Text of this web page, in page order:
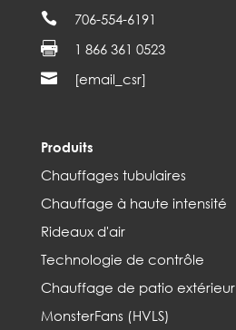
 706-554-6191
 1 866 361 0523
 [email_csr]
Produits
Chauffages tubulaires
Chauffage à haute intensité
Rideaux d'air
Technologie de contrôle
Chauffage de patio extérieur
MonsterFans (HVLS)